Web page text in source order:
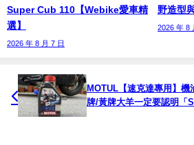
Super Cub 110【Webike愛車精
選】
2026 年 8 月 7 日
野造型
2026 年 8
MOTUL【速克達專用】機
牌/黃牌大羊一定要認明「